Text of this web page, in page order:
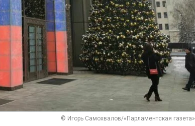
© Игорь Самохвалов/«Парламентская газета»